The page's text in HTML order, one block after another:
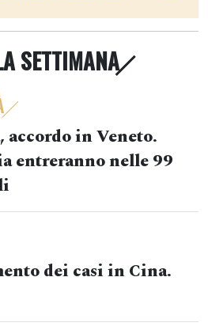
SETTIMANA
accordo in Veneto.
entreranno nelle 99
dei casi in Cina.